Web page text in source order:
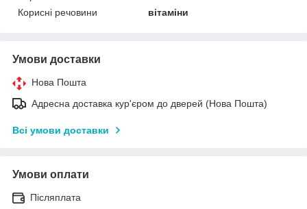
Корисні речовини
вітаміни
Умови доставки
Нова Пошта
Адресна доставка кур'єром до дверей (Нова Пошта)
Всі умови доставки
Умови оплати
Післяплата